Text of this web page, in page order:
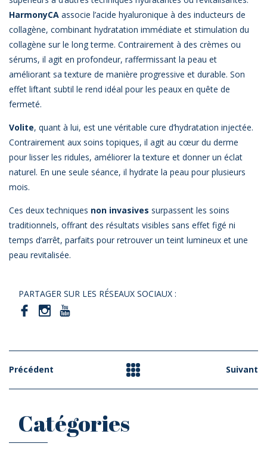
HarmonyCA associe l’acide hyaluronique à des inducteurs de
collagène, combinant hydratation immédiate et stimulation du
collagène sur le long terme. Contrairement à des crèmes ou
sérums, il agit en profondeur, raffermissant la peau et
améliorant sa texture de manière progressive et durable. Son
effet liftant subtil le rend idéal pour les peaux en quête de
fermeté.
Volite, quant à lui, est une véritable cure d’hydratation injectée.
Contrairement aux soins topiques, il agit au cœur du derme
pour lisser les ridules, améliorer la texture et donner un éclat
naturel. En une seule séance, il hydrate la peau pour plusieurs
mois.
Ces deux techniques non invasives surpassent les soins
traditionnels, offrant des résultats visibles sans effet figé ni
temps d’arrêt, parfaits pour retrouver un teint lumineux et une
peau revitalisée.
PARTAGER SUR LES RÉSEAUX SOCIAUX :
Précédent Suivant
Catégories